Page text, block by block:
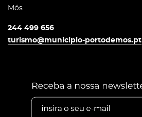
Mós
244 499 656
turismo@municipio-portodemos.pt